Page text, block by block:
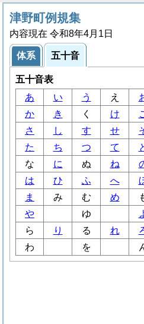
津野町例規集
内容現在 令和8年4月1日
体系 五十音
五十音表
あ
い う え
か
き く け
さ
し す せ
た
ち つ て
な
に ぬ ね
は
ひ ふ へ
ま
み む め
や
ゆ
ら
り る れ
わ
を